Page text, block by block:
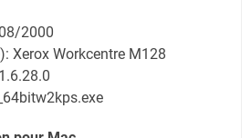
2000
Xerox Workcentre M128